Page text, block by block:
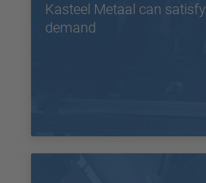
Kasteel Metaal can satisfy
demand